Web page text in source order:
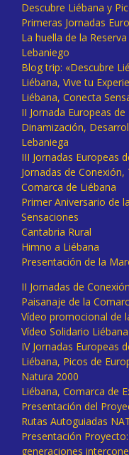
Descubre Liébana y
Primeras Jornadas
La huella de la
Lebaniego
Blog trip: «Descubre
Liébana, Vive tu
Liébana, Conecta
II Jornada Europeas
Dinamización,
Lebaniega
III Jornadas Europeas
Jornadas de
Comarca de Liébana
Primer Aniversario de
Sensaciones
Cantabria Rural
Himno a Liébana
Presentación de la
II Jornadas de
Paisanaje de la
Vídeo promocional de
Vídeo Solidario
IV Jornadas Europeas
Liébana, Picos de
Natura 2000
Liébana, Comarca de
Presentación del
Rutas Autoguiadas
Presentación
generaciones